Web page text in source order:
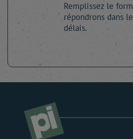
Remplissez le
répondrons dans
délais.